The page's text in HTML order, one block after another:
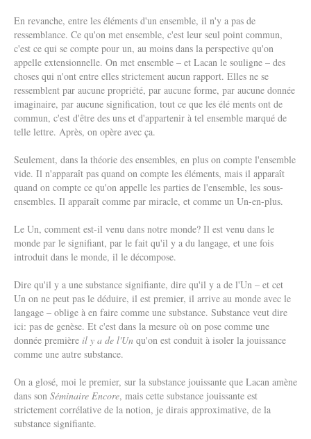
En revanche, entre les éléments d'un ensemble, il n'y a pas de
ressemblance. Ce qu'on met ensemble, c'est leur seul point commun,
c'est ce qui se compte pour un, au moins dans la perspective qu'on
appelle extensionnelle. On met ensemble – et Lacan le souligne – des
choses qui n'ont entre elles strictement aucun rapport. Elles ne se
ressemblent par aucune propriété, par aucune forme, par aucune donnée
imaginaire, par aucune signification, tout ce que les élé ments ont de
commun, c'est d'être des uns et d'appartenir à tel ensemble marqué de
telle lettre. Après, on opère avec ça.
Seulement, dans la théorie des ensembles, en plus on compte l'ensemble
vide. Il n'apparaît pas quand on compte les éléments, mais il apparaît
quand on compte ce qu'on appelle les parties de l'ensemble, les sous-
ensembles. Il apparaît comme par miracle, et comme un Un-en-plus.
Le Un, comment est-il venu dans notre monde? Il est venu dans le
monde par le signifiant, par le fait qu'il y a du langage, et une fois
introduit dans le monde, il le décompose.
Dire qu'il y a une substance signifiante, dire qu'il y a de l'Un – et cet
Un on ne peut pas le déduire, il est premier, il arrive au monde avec le
langage – oblige à en faire comme une substance. Substance veut dire
ici: pas de genèse. Et c'est dans la mesure où on pose comme une
donnée première il y a de l'Un qu'on est conduit à isoler la jouissance
comme une autre substance.
On a glosé, moi le premier, sur la substance jouissante que Lacan amène
dans son Séminaire Encore, mais cette substance jouissante est
strictement corrélative de la notion, je dirais approximative, de la
substance signifiante.